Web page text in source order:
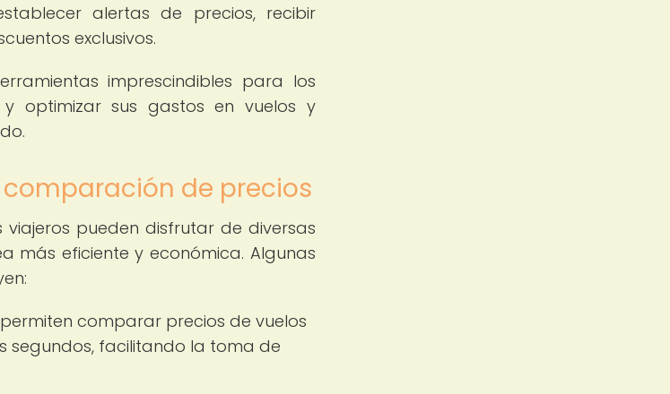
alertas de precios, recibir
exclusivos.
imprescindibles para los
optimizar sus gastos en vuelos y
de precios
pueden disfrutar de diversas
más eficiente y económica. Algunas
comparar precios de vuelos
segundos, facilitando la toma de